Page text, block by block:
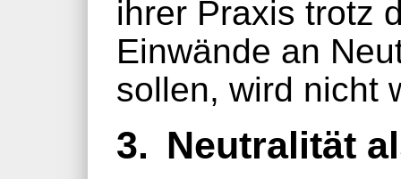
ihrer Praxis trotz
Einwände an
sollen, wird nicht
3. Neutralität